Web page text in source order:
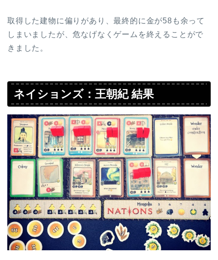
取得した建物に偏りがあり、最終的に金が58も余って
しまいましたが、危なげなくゲームを終えることがで
きました。
ネイションズ：王朝紀 結果